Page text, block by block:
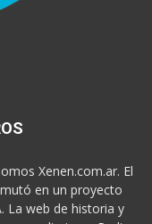
Xenen.com.ar. El
en un proyecto
La web de historia y